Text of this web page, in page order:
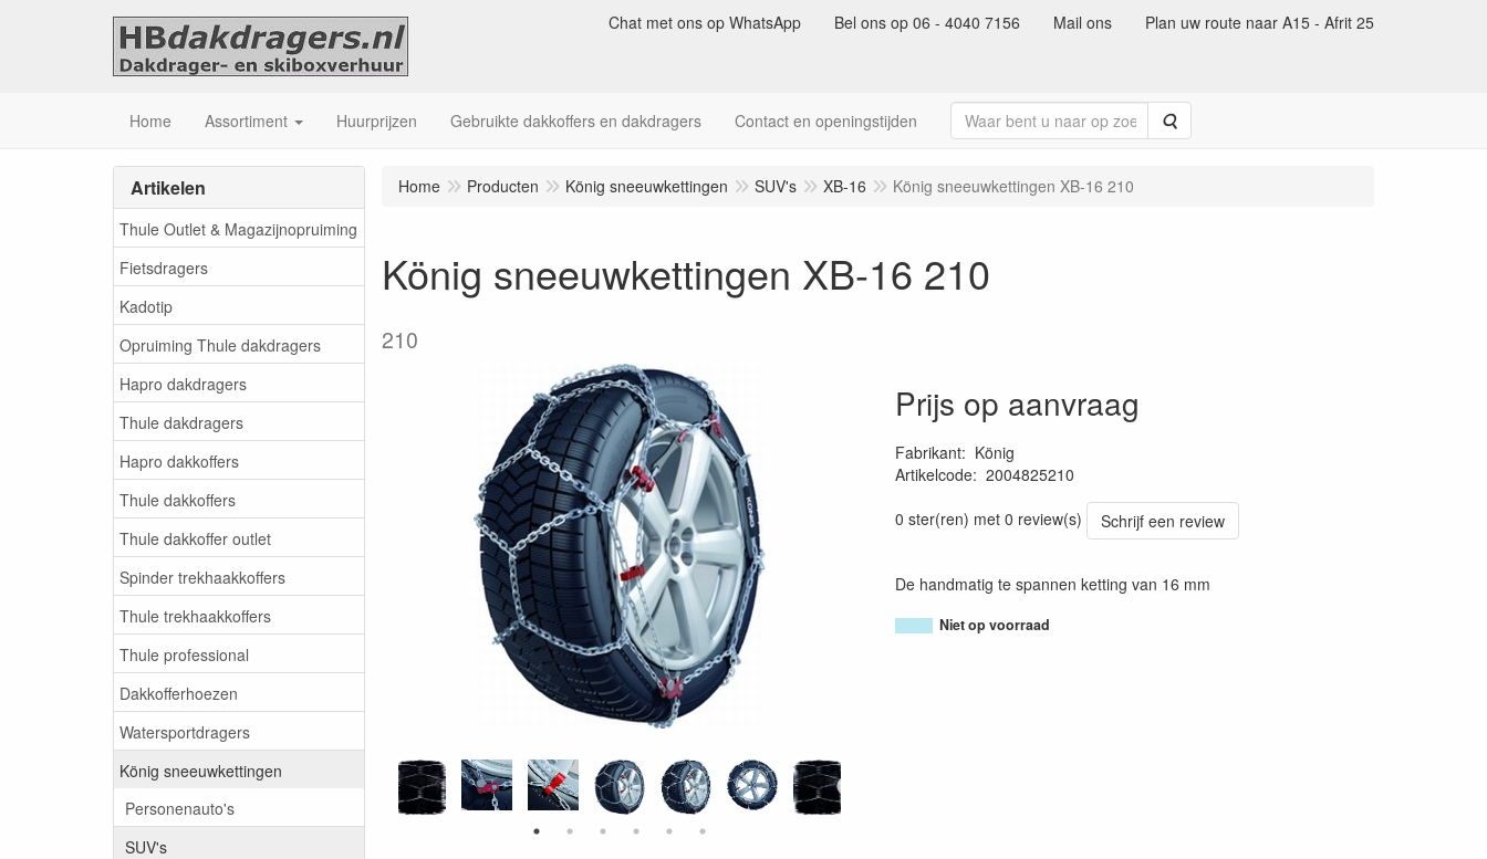
Chat met ons op WhatsApp Bel ons op 06 - 4040 7156 Mail ons Plan uw route naar A15 - Afrit 25
Home Assortiment Huurprijzen Gebruikte dakkoffers en dakdragers Contact en openingstijden Zoeken
Artikelen
Thule Outlet & Magazijnopruiming
Fietsdragers
Kadotip
Opruiming Thule dakdragers
Hapro dakdragers
Thule dakdragers
Hapro dakkoffers
Thule dakkoffers
Thule dakkoffer outlet
Spinder trekhaakkoffers
Thule trekhaakkoffers
Thule professional
Dakkofferhoezen
Watersportdragers
König sneeuwkettingen
Personenauto's
SUV's
Home Producten König sneeuwkettingen SUV's XB-16 König sneeuwkettingen XB-16 210
König sneeuwkettingen XB-16 210
210
Prijs op aanvraag
Fabrikant: König
Artikelcode: 2004825210
0 ster(ren) met 0 review(s)
Schrijf een review
De handmatig te spannen ketting van 16 mm
Niet op voorraad